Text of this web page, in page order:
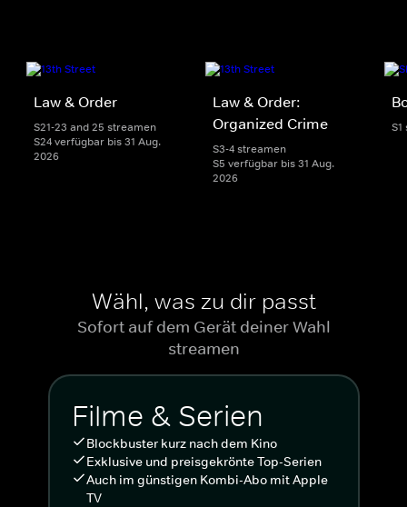
Law & Order
S21-23 and 25 streamen
S24 verfügbar bis 31 Aug.
2026
Law & Order:
Organized Crime
S3-4 streamen
S5 verfügbar bis 31 Aug.
2026
Wähl, was zu dir passt
Sofort auf dem Gerät deiner Wahl
streamen
Filme & Serien
Blockbuster kurz nach dem Kino
Exklusive und preisgekrönte Top-Serien
Auch im günstigen Kombi-Abo mit Apple
TV